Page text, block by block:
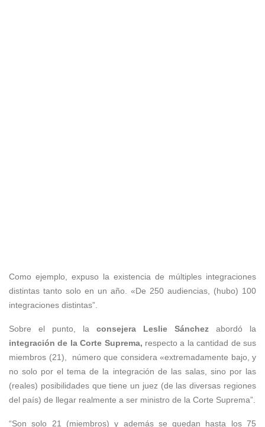
Como ejemplo, expuso la existencia de múltiples integraciones
distintas tanto solo en un año. «De 250 audiencias, (hubo) 100
integraciones distintas”.
Sobre el punto, la consejera Leslie Sánchez abordó la
integración de la Corte Suprema, respecto a la cantidad de sus
miembros (21), número que considera «extremadamente bajo, y
no solo por el tema de la integración de las salas, sino por las
(reales) posibilidades que tiene un juez (de las diversas regiones
del país) de llegar realmente a ser ministro de la Corte Suprema”.
“Son solo 21 (miembros) y además se quedan hasta los 75